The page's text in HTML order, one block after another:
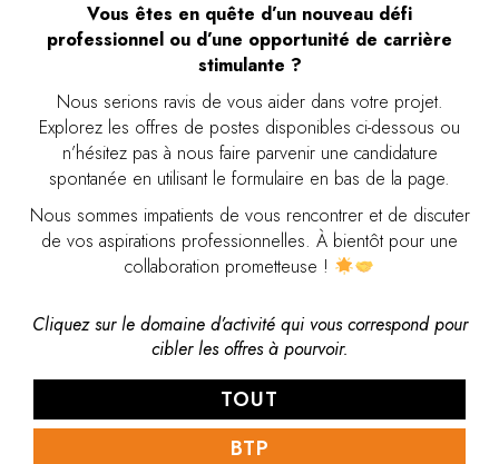
Vous êtes en quête d’un nouveau défi
professionnel ou d’une opportunité de carrière
stimulante ?
Nous serions ravis de vous aider dans votre projet.
Explorez les offres de postes disponibles ci-dessous ou
n’hésitez pas à nous faire parvenir une candidature
spontanée en utilisant le formulaire en bas de la page.
Nous sommes impatients de vous rencontrer et de discuter
de vos aspirations professionnelles. À bientôt pour une
collaboration prometteuse !
Cliquez sur le domaine d’activité qui vous correspond pour
cibler les offres à pourvoir.
TOUT
BTP